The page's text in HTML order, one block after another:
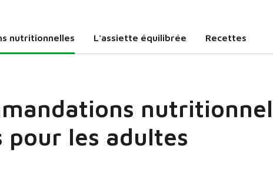
nutritionnelles L'assiette équilibrée Recettes
pour les adultes